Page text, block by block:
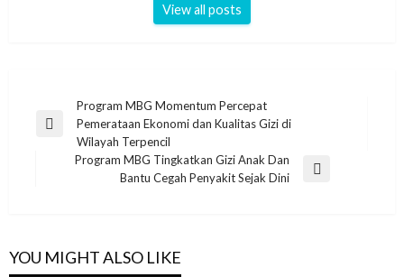
View all posts
navigation
Previous
Program MBG Momentum Percepat
Pemerataan Ekonomi dan Kualitas Gizi di
Wilayah Terpencil
Program MBG Tingkatkan Gizi Anak Dan
Bantu Cegah Penyakit Sejak Dini
YOU MIGHT ALSO LIKE